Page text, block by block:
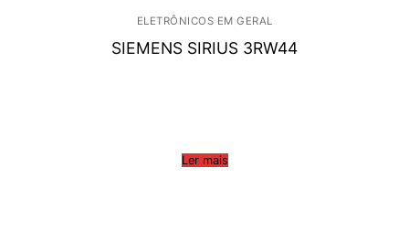
ELETRÔNICOS EM GERAL
SIEMENS SIRIUS 3RW44
Ler mais